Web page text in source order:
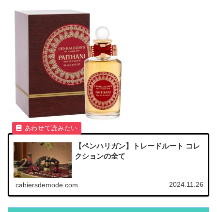
【ペンハリガン】トレードルート コレ
クションの全て
cahiersdemode.com 2024.11.26